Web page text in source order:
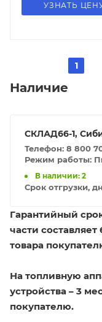
УЗНАТЬ
1
Наличие
СКЛАД66-1,
Телефон: 8 800
Режим работы:
В наличии: 2
Срок отгрузки,
Гарантийный
части
товара
На топливную
устройства – 3
покупателю.